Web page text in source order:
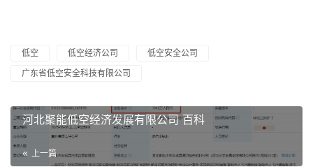
低空 低空经济公司
低空安全公司
广东省低空安全科技有限公司
河北聚能低空经济发展有限公司 百科
上一篇